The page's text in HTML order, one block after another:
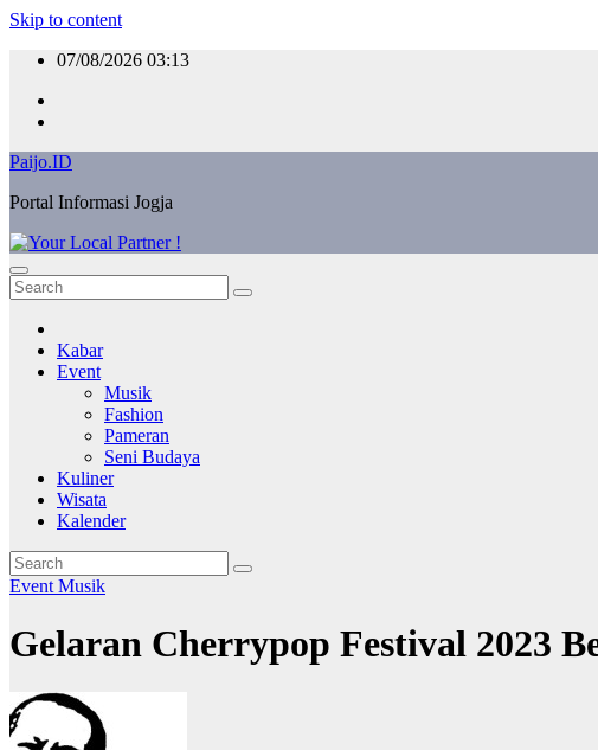
Skip to content
07/08/2026 03:13
Paijo.ID
Portal Informasi Jogja
Kabar
Event
Musik
Fashion
Pameran
Seni Budaya
Kuliner
Wisata
Kalender
Event Musik
Gelaran Cherrypop Festival 2023